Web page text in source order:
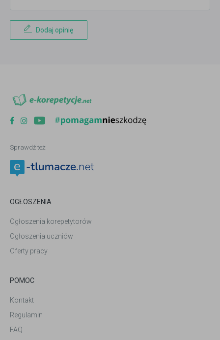
Dodaj opinię
Sprawdź też:
OGŁOSZENIA
Ogłoszenia korepetytorów
Ogłoszenia uczniów
Oferty pracy
POMOC
Kontakt
Regulamin
FAQ